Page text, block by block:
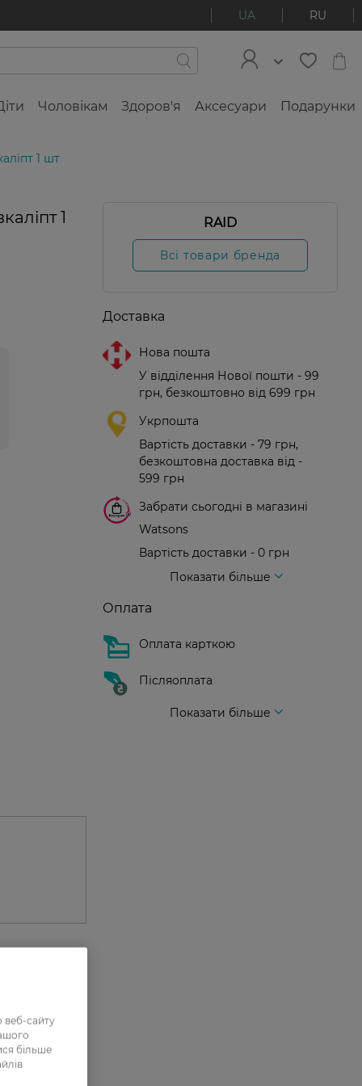
UA RU
Чоловікам Здоров'я Аксесуари Подарунки
1 шт
1
RAID
Всі товари бренда
Доставка
Нова пошта
У відділення Нової пошти - 99
грн, безкоштовно від 699 грн
Укрпошта
Вартість доставки - 79 грн,
безкоштовна доставка від -
599 грн
Забрати сьогодні в магазині
Watsons
Вартість доставки - 0 грн
Показати більше
Оплата
Оплата карткою
Післяоплата
Показати більше
сайту
більше